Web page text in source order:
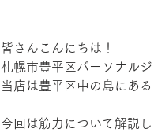
皆さんこんにちは！
札幌市豊平区パーソナルジ
当店は豊平区中の島にあ
今回は筋力について解説